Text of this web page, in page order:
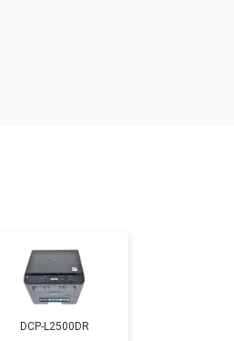
Заказать
DCP-L2500DR